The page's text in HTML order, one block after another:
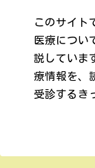
このサイト
医療につい
説していま
療情報を、
受診するき